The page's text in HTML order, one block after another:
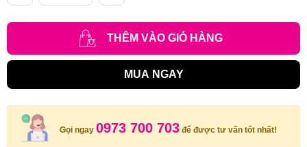
THÊM VÀO GIỎ HÀNG
MUA NGAY
Gọi ngay 0973 700 703 để được tư vấn tốt nhất!